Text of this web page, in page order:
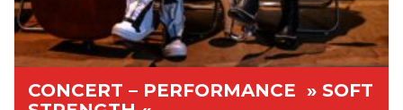
CONCERT – PERFORMANCE » SOFT